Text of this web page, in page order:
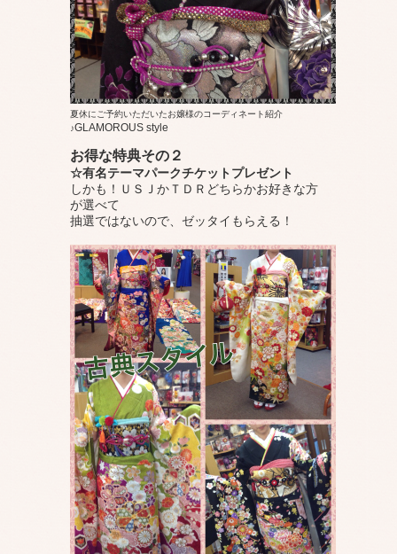
夏休にご予約いただいたお嬢様のコーディネート紹介
♪GLAMOROUS style
お得な特典その２
☆有名テーマパークチケットプレゼント
しかも！ＵＳＪかＴＤＲどちらかお好きな方
が選べて
抽選ではないので、ゼッタイもらえる！